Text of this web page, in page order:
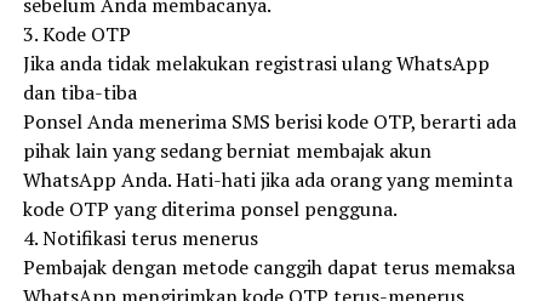
3. Kode OTP
Jika anda tidak melakukan registrasi ulang WhatsApp
dan tiba-tiba
Ponsel Anda menerima SMS berisi kode OTP, berarti ada
pihak lain yang sedang berniat membajak akun
WhatsApp Anda. Hati-hati jika ada orang yang meminta
kode OTP yang diterima ponsel pengguna.
4. Notifikasi terus menerus
Pembajak dengan metode canggih dapat terus memaksa